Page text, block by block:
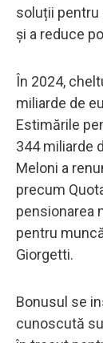
soluții pentru
și a reduce
În 2024,
miliarde de
Estimările
344 miliarde
Meloni a
precum
pensionarea
pentru
Giorgetti.
Bonusul se
cunoscută